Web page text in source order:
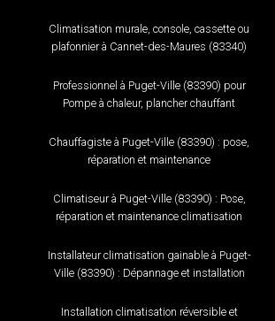
Climatisation murale, console, cassette ou
plafonnier à Cannet-des-Maures (83340)
Professionnel à Puget-Ville (83390) pour
Pompe à chaleur, plancher chauffant
Chauffagiste à Puget-Ville (83390) : pose,
réparation et maintenance
Climatiseur à Puget-Ville (83390) : Pose,
réparation et maintenance climatisation
Installateur climatisation gainable à Puget-
Ville (83390) : Dépannage et installation
Installation climatisation réversible et